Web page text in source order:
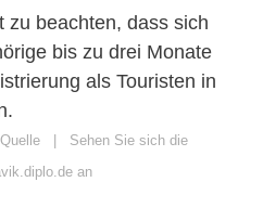
zu beachten, dass sich
bis zu drei Monate
als Touristen in
| Sehen Sie sich die
an